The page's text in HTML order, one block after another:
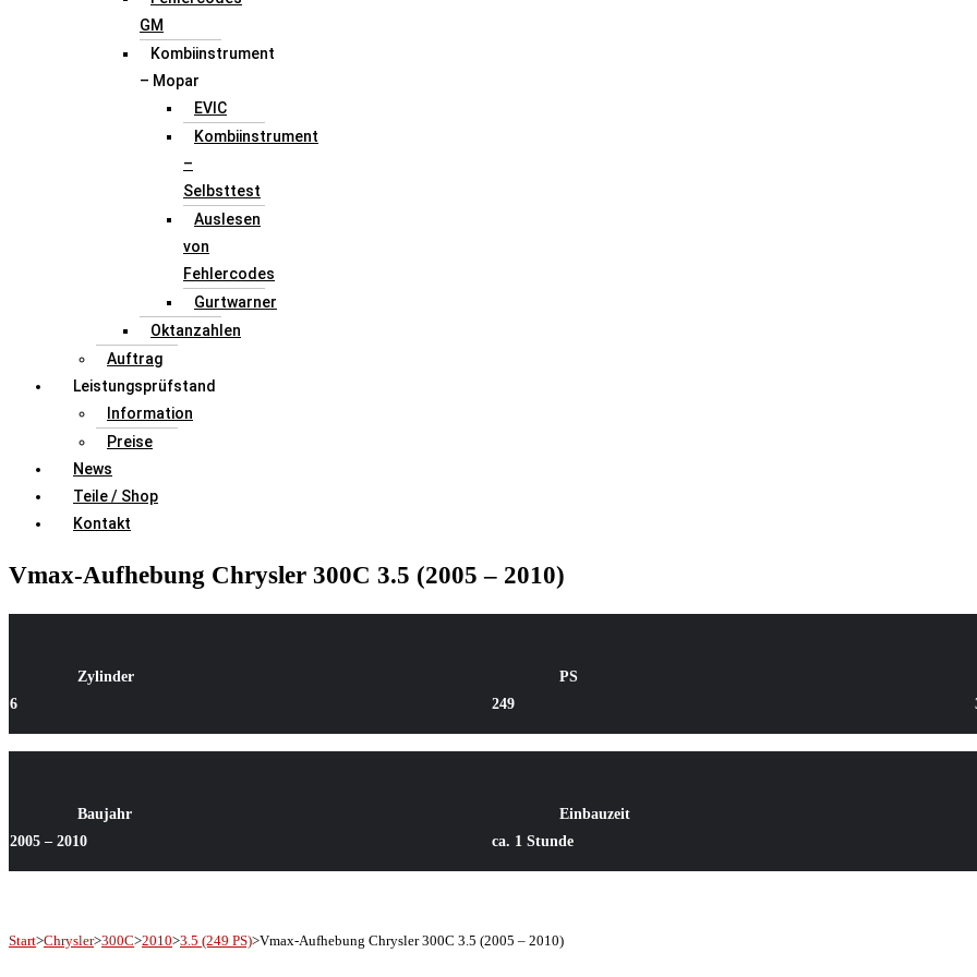
GM
Kombiinstrument
– Mopar
EVIC
Kombiinstrument
–
Selbsttest
Auslesen
von
Fehlercodes
Gurtwarner
Oktanzahlen
Auftrag
Leistungsprüfstand
Information
Preise
News
Teile / Shop
Kontakt
Vmax-Aufhebung Chrysler 300C 3.5 (2005 – 2010)
Zylinder
6
PS
249
Baujahr
2005 – 2010
Einbauzeit
ca. 1 Stunde
Start>Chrysler>300C>2010>3.5 (249 PS)>Vmax-Aufhebung Chrysler 300C 3.5 (2005 – 2010)